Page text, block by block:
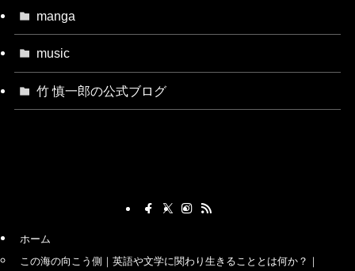
manga
music
竹 慎一郎の公式ブログ
ホーム
この海の向こう側｜英語や文学に関わり生きることとは何か？｜